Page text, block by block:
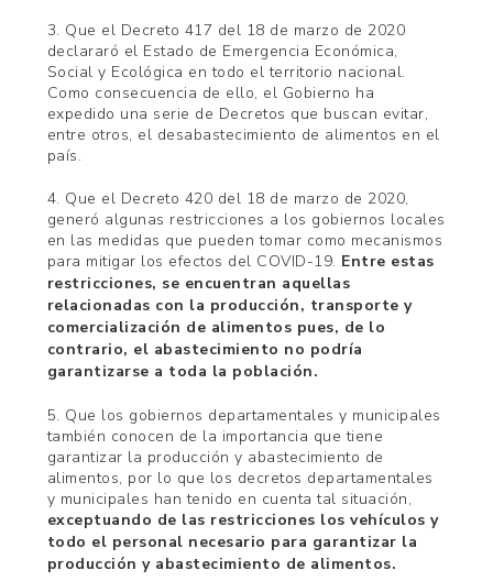
3. Que el Decreto 417 del 18 de marzo de 2020
declararó el Estado de Emergencia Económica,
Social y Ecológica en todo el territorio nacional.
Como consecuencia de ello, el Gobierno ha
expedido una serie de Decretos que buscan evitar,
entre otros, el desabastecimiento de alimentos en el
país.
4. Que el Decreto 420 del 18 de marzo de 2020,
generó algunas restricciones a los gobiernos locales
en las medidas que pueden tomar como mecanismos
para mitigar los efectos del COVID-19. Entre estas
restricciones, se encuentran aquellas
relacionadas con la producción, transporte y
comercialización de alimentos pues, de lo
contrario, el abastecimiento no podría
garantizarse a toda la población.
5. Que los gobiernos departamentales y municipales
también conocen de la importancia que tiene
garantizar la producción y abastecimiento de
alimentos, por lo que los decretos departamentales
y municipales han tenido en cuenta tal situación,
exceptuando de las restricciones los vehículos y
todo el personal necesario para garantizar la
producción y abastecimiento de alimentos.